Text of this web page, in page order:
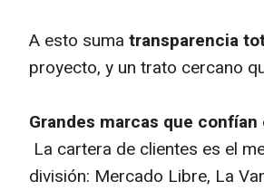
A esto suma transparencia
proyecto, y un trato cercano
Grandes marcas que confían
La cartera de clientes es el
división: Mercado Libre, La